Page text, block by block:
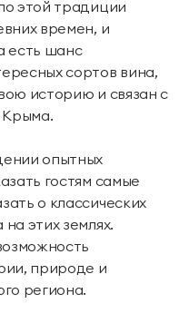
этой традиции
времен, и
есть шанс
сортов вина,
историю и связан с
Крыма.
опытных
гостям самые
о классических
этих землях.
природе и
региона.